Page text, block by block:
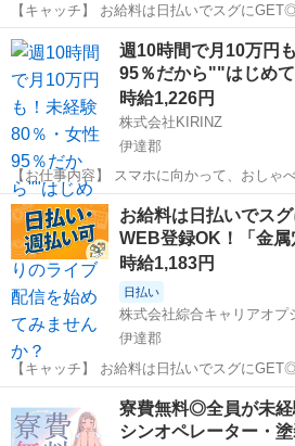
【キャッチ】 お給料は日払いでスグに
OK！「樹脂製品の成形」高時給1059円！福
代～40代のスタッフが多数活躍中★ 【コメント】 製造のお仕事が豊富
★未経験で働いてみ...
福島 伊達郡 仕分け
週10時間で月10万円
95％だから""はじめ
時給1,226円
株式会社KIRINZ
伊達郡
【お仕事内容】 スマホに向かって、おしゃ
（17LIVE／Pococha／IRIAM など）でライ
——————————— 配信内容はぜんぶ
——————————— ・今日...
福島 伊達郡 イベントスタッフ
お給料は日払いでス
WEB登録OK！「金
時給1,183円
日払い
株式会社綜合キャリアオプ
伊達郡
【キャッチ】 お給料は日払いでスグに
OK！「金属穴あけ・製缶作業」高時給1183
辺！20代～40代のスタッフが多数活躍中★ 【コメント】 製造のお仕
事が豊富★未経験で働...
伊達郡 仕分け
寮費無料◎全員が未
シンオペレーター・